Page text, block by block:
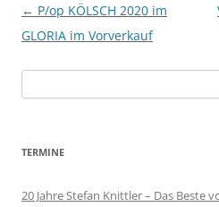
Beitragsnavigation
← P/op KÖLSCH 2020 im
GLORIA im Vorverkauf
nach:
TERMINE
20 Jahre Stefan Knittler – Das Beste